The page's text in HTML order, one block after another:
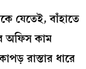
যেতেই, বাঁহাতে
অফিস কাম
রাস্তার ধারে